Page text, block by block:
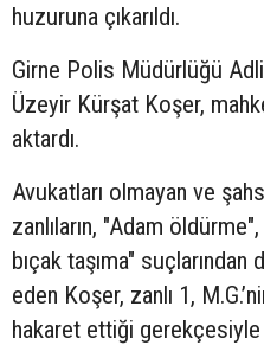
huzuruna çıkarıldı.
Girne Polis Müdürlüğü
Üzeyir Kürşat Koşer,
aktardı.
Avukatları olmayan ve
zanlıların, "Adam
bıçak taşıma" suçlarından
eden Koşer, zanlı 1,
hakaret ettiği